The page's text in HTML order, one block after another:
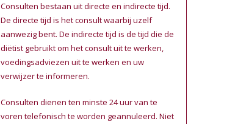
Consulten bestaan uit directe en indirecte tijd.
De directe tijd is het consult waarbij uzelf
aanwezig bent. De indirecte tijd is de tijd die de
diëtist gebruikt om het consult uit te werken,
voedingsadviezen uit te werken en uw
verwijzer te informeren.
Consulten dienen ten minste 24 uur van te
voren telefonisch te worden geannuleerd. Niet